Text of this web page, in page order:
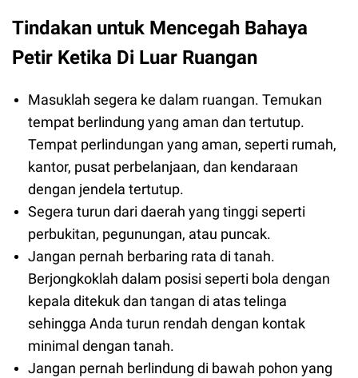
Tindakan untuk Mencegah Bahaya
Petir Ketika Di Luar Ruangan
Masuklah segera ke dalam ruangan. Temukan
tempat berlindung yang aman dan tertutup.
Tempat perlindungan yang aman, seperti rumah,
kantor, pusat perbelanjaan, dan kendaraan
dengan jendela tertutup.
Segera turun dari daerah yang tinggi seperti
perbukitan, pegunungan, atau puncak.
Jangan pernah berbaring rata di tanah.
Berjongkoklah dalam posisi seperti bola dengan
kepala ditekuk dan tangan di atas telinga
sehingga Anda turun rendah dengan kontak
minimal dengan tanah.
Jangan pernah berlindung di bawah pohon yang